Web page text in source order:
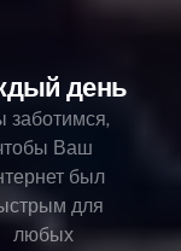
день
заботимся,
Ваш
был
для
любых